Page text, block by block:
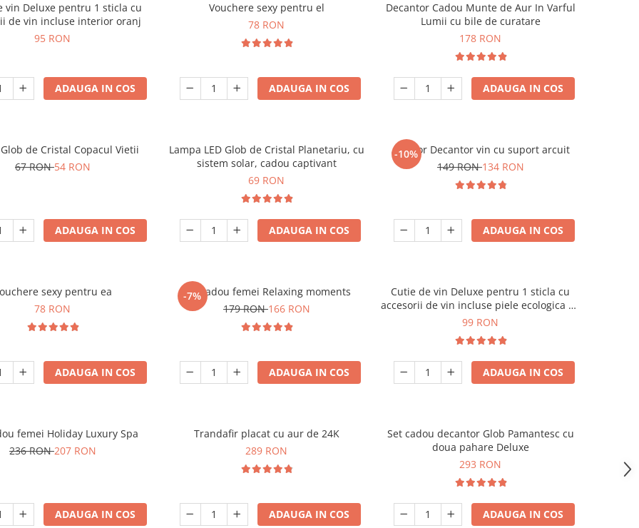
vin Deluxe pentru 1 sticla cu
de vin incluse interior oranj
95 RON
ADAUGA IN COS
Vouchere sexy pentru el
78 RON
ADAUGA IN COS
Decantor Cadou Munte de Aur In Varful
Lumii cu bile de curatare
178 RON
ADAUGA IN COS
de Cristal Copacul Vietii
67 RON54 RON
ADAUGA IN COS
Lampa LED Glob de Cristal Planetariu, cu
sistem solar, cadou captivant
69 RON
ADAUGA IN COS
-10%
Aerator Decantor vin cu suport arcuit
149 RON134 RON
ADAUGA IN COS
sexy pentru ea
78 RON
ADAUGA IN COS
-7%
Set cadou femei Relaxing moments
179 RON166 RON
ADAUGA IN COS
Cutie de vin Deluxe pentru 1 sticla cu
accesorii de vin incluse piele ecologica de
crocodil
99 RON
ADAUGA IN COS
femei Holiday Luxury Spa
236 RON207 RON
ADAUGA IN COS
Trandafir placat cu aur de 24K
289 RON
ADAUGA IN COS
Set cadou decantor Glob Pamantesc cu
doua pahare Deluxe
293 RON
ADAUGA IN COS